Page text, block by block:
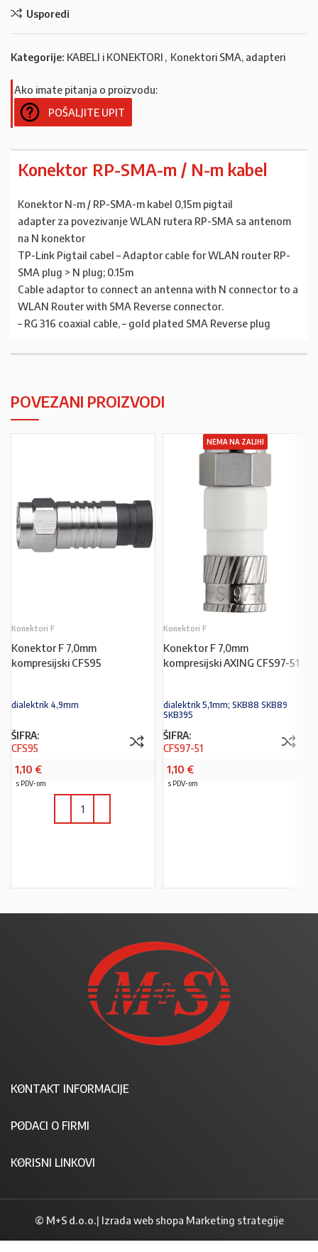
Usporedi
Kategorije: KABELI i KONEKTORI , Konektori SMA, adapteri
Ako imate pitanja o proizvodu:
POŠALJITE UPIT
Konektor RP-SMA-m / N-m kabel
Konektor N-m / RP-SMA-m kabel 0,15m pigtail
adapter za povezivanje WLAN rutera RP-SMA sa antenom
na N konektor
TP-Link Pigtail cabel – Adaptor cable for WLAN router RP-
SMA plug > N plug; 0.15m
Cable adaptor to connect an antenna with N connector to a
WLAN Router with SMA Reverse connector.
– RG 316 coaxial cable, – gold plated SMA Reverse plug
POVEZANI PROIZVODI
Konektori F
Konektor F 7,0mm
kompresijski CFS95
dialektrik 4,9mm
ŠIFRA:
CFS95
1,10 €
s PDV-om
NEMA NA ZALIHI
Konektori F
Konektor F 7,0mm
kompresijski AXING CFS97-51
dialektrik 5,1mm; SKB88 SKB89
SKB395
ŠIFRA:
CFS97-51
1,10 €
s PDV-om
KONTAKT INFORMACIJE
PODACI O FIRMI
KORISNI LINKOVI
© M+S d.o.o. | Izrada web shopa Marketing strategije